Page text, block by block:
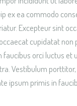
ex ea commodo
Excepteur sint
cupidatat non
orci luctus et
Vestibulum
ipsum primis in